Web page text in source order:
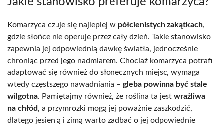
Komarzyca czuje się najlepiej w półcienistych zakątkach,
gdzie słońce nie operuje przez cały dzień. Takie stanowisko
zapewnia jej odpowiednią dawkę światła, jednocześnie
chroniąc przed jego nadmiarem. Chociaż komarzyca potrafi
adaptować się również do słonecznych miejsc, wymaga
wtedy częstszego nawadniania – gleba powinna być stale
wilgotna. Pamiętajmy również, że roślina ta jest wrażliwa
na chłód, a przymrozki mogą jej poważnie zaszkodzić,
dlatego jesienią i zimą warto zadbać o jej odpowiednie